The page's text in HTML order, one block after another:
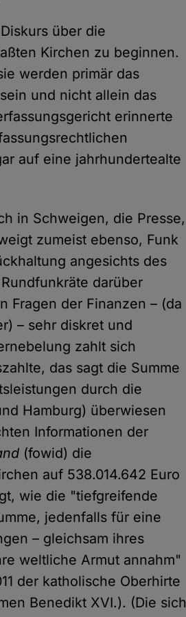
über die
Kirchen zu beginnen.
werden primär das
und nicht allein das
erinnerte
auf eine jahrhundertealte
in Schweigen, die Presse,
zumeist ebenso, Funk
angesichts des
darüber
Fragen der Finanzen – (da
– sehr diskret und
zahlt sich
das sagt die Summe
durch die
Hamburg) überwiesen
Informationen der
(fowid) die
auf 538.014.642 Euro
wie die "tiefgreifende
jedenfalls für eine
– gleichsam ihres
weltliche Armut annahm"
der katholische Oberhirte
Benedikt XVI.). (Die sich